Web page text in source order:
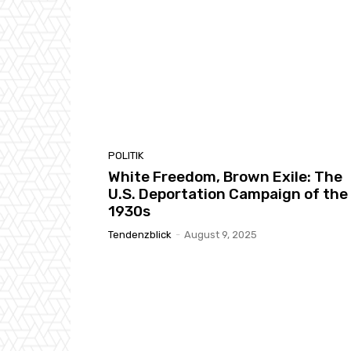
POLITIK
White Freedom, Brown Exile: The
U.S. Deportation Campaign of the
1930s
Tendenzblick - August 9, 2025